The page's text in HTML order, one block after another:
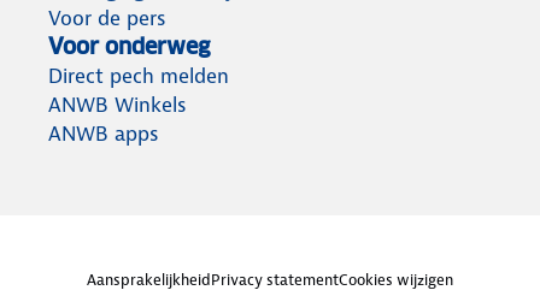
Voor de pers
Voor onderweg
Direct pech melden
ANWB Winkels
ANWB apps
AansprakelijkheidPrivacy statementCookies wijzigen